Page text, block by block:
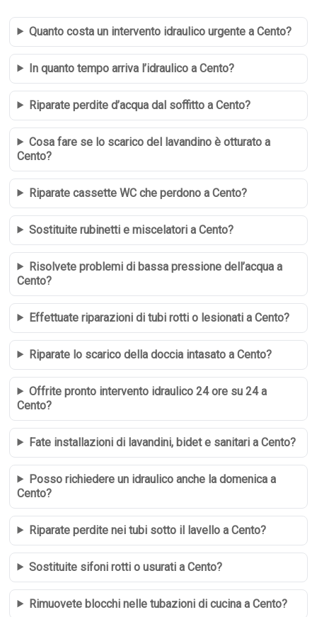
Quanto costa un intervento idraulico urgente a Cento?
In quanto tempo arriva l’idraulico a Cento?
Riparate perdite d’acqua dal soffitto a Cento?
Cosa fare se lo scarico del lavandino è otturato a
Cento?
Riparate cassette WC che perdono a Cento?
Sostituite rubinetti e miscelatori a Cento?
Risolvete problemi di bassa pressione dell’acqua a
Cento?
Effettuate riparazioni di tubi rotti o lesionati a Cento?
Riparate lo scarico della doccia intasato a Cento?
Offrite pronto intervento idraulico 24 ore su 24 a
Cento?
Fate installazioni di lavandini, bidet e sanitari a Cento?
Posso richiedere un idraulico anche la domenica a
Cento?
Riparate perdite nei tubi sotto il lavello a Cento?
Sostituite sifoni rotti o usurati a Cento?
Rimuovete blocchi nelle tubazioni di cucina a Cento?